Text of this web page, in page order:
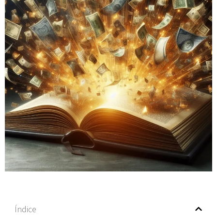
Índice